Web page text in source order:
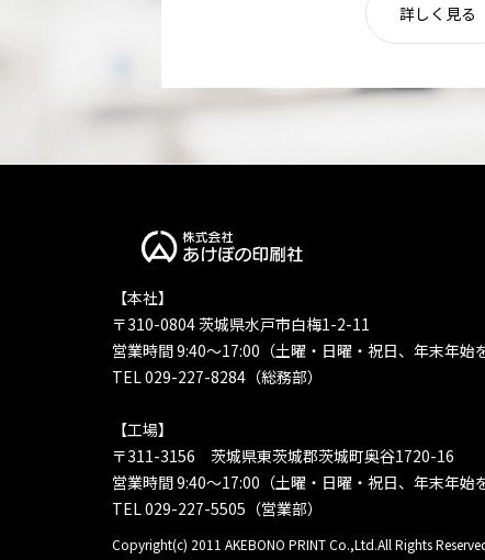
詳しく見る
【本社】
〒310-0804 茨城県水戸市白梅1-2-11
営業時間 9:40〜17:00（土曜・日曜・祝日、年末年始
TEL 029-227-8284（総務部）
【工場】
〒311-3156 茨城県東茨城郡茨城町奥谷1720-16
営業時間 9:40〜17:00（土曜・日曜・祝日、年末年始
TEL 029-227-5505（営業部）
Copyright(c) 2011 AKEBONO PRINT Co.,Ltd.All Rights